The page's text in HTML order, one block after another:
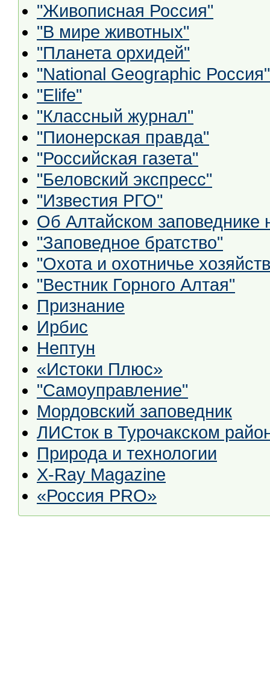
"Живописная Россия"
"В мире животных"
"Планета орхидей"
"National Geographic Россия"
"Elife"
"Классный журнал"
"Пионерская правда"
"Российская газета"
"Беловский экспресс"
"Известия РГО"
Об Алтайском
"Заповедное братство"
"Охота и охотничье
"Вестник Горного Алтая"
Признание
Ирбис
Нептун
«Истоки Плюс»
"Самоуправление"
Мордовский заповедник
ЛИСток в Турочакском
Природа и технологии
X-Ray Magazine
«Россия PRO»